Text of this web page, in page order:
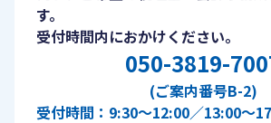
す。
受付時間内におかけください。
050-3819-
(ご案内番号B-2)
受付時間：9:30〜12:00／13:00〜